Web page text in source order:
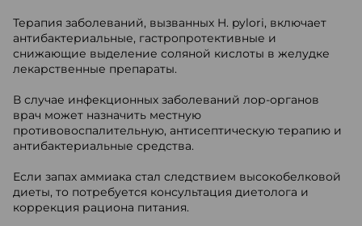
Терапия заболеваний, вызванных H. pylori, включает
антибактериальные, гастропротективные и
снижающие выделение соляной кислоты в желудке
лекарственные препараты.
В случае инфекционных заболеваний лор-органов
врач может назначить местную
противовоспалительную, антисептическую терапию и
антибактериальные средства.
Если запах аммиака стал следствием высокобелковой
диеты, то потребуется консультация диетолога и
коррекция рациона питания.